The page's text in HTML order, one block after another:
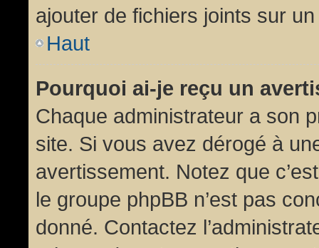
ajouter de fichiers joints sur
Haut
Pourquoi ai-je reçu un
Chaque administrateur a son
site. Si vous avez dérogé à
avertissement. Notez que
le groupe phpBB n’est pas
donné. Contactez